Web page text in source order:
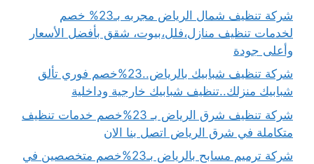
شركة تنظيف شمال الرياض مجربه بـ23% خصم
لخدمات تنظيف منازل،فلل،بيوت، شقق بأفضل الأسعار
وأعلى جودة
شركة تنظيف شبابيك بالرياض..23%خصم فوري تألق
شبابيك منزلك..تنظيف شبابيك خارجية وداخلية
شركة تنظيف شرق الرياض بـ 23%خصم خدمات تنظيف
متكاملة في شرق الرياض اتصل بنا الان
شركة ترميم مسابح بالرياض بـ23%خصم متخصصين في